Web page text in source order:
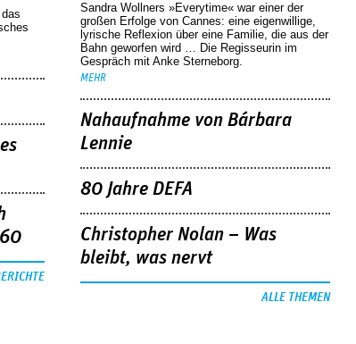
Sandra Wollners »Everytime« war einer der
großen Erfolge von Cannes: eine eigenwillige,
lyrische Reflexion über eine ­Familie, die aus der
Bahn geworfen wird … Die Regisseurin im
Gespräch mit Anke Sterneborg.
MEHR
Nahaufnahme von Bárbara
Lennie
80 Jahre DEFA
Christopher Nolan – Was
bleibt, was nervt
ALLE THEMEN